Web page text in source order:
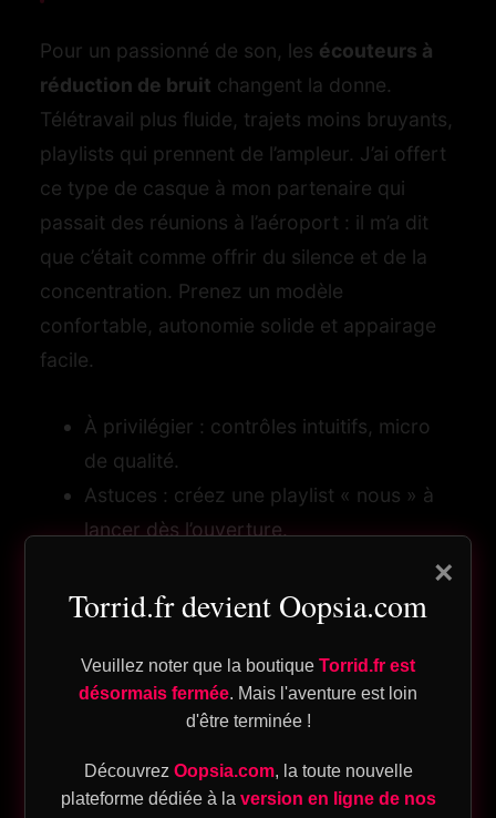
Pour un passionné de son, les écouteurs à
réduction de bruit changent la donne.
Télétravail plus fluide, trajets moins bruyants,
playlists qui prennent de l’ampleur. J’ai offert
ce type de casque à mon partenaire qui
passait des réunions à l’aéroport : il m’a dit
que c’était comme offrir du silence et de la
concentration. Prenez un modèle
confortable, autonomie solide et appairage
facile.
À privilégier : contrôles intuitifs, micro
de qualité.
Astuces : créez une playlist « nous » à
lancer dès l’ouverture.
Le coach au poignet : le
bon choix de
smartwatch
×
Torrid.fr devient Oopsia.com
Veuillez noter que la boutique Torrid.fr est
désormais fermée. Mais l'aventure est loin
d'être terminée !
Découvrez Oopsia.com, la toute nouvelle
plateforme dédiée à la version en ligne de nos